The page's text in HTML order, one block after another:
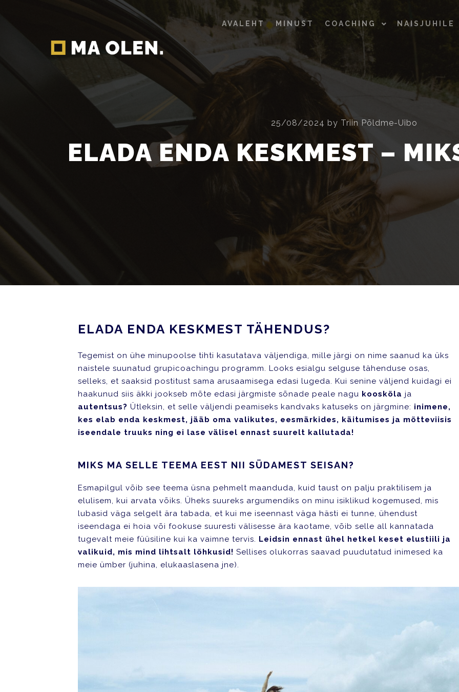
AVALEHT MINUST COACHING NAISJUHILE
25/08/2024 by Triin Põldme-Uibo
ELADA ENDA KESKMEST –
ELADA ENDA KESKMEST TÄHENDUS?
Tegemist on ühe minupoolse tihti kasutatava väljendiga, mille järgi on nime saanud ka üks
naistele suunatud grupicoachingu programm. Looks esialgu selguse tähenduse osas,
selleks, et saaksid postitust sama arusaamisega edasi lugeda. Kui senine väljend kuidagi ei
haakunud siis äkki jookseb mõte edasi järgmiste sõnade peale nagu kooskõla ja
autentsus? Ütleksin, et selle väljendi peamiseks kandvaks katuseks on järgmine: inimene,
kes elab enda keskmest, jääb oma valikutes, eesmärkides, käitumises ja mõtteviisis
iseendale truuks ning ei lase välisel ennast suurelt kallutada!
MIKS MA SELLE TEEMA EEST NII SÜDAMEST SEISAN?
Esmapilgul võib see teema üsna pehmelt maanduda, kuid taust on palju praktilisem ja
elulisem, kui arvata võiks. Üheks suureks argumendiks on minu isiklikud kogemused, mis
lubasid väga selgelt ära tabada, et kui me iseennast väga hästi ei tunne, ühendust
iseendaga ei hoia või fookuse suuresti välisesse ära kaotame, võib selle all kannatada
tugevalt meie füüsiline kui ka vaimne tervis. Leidsin ennast ühel hetkel keset elustiili ja
valikuid, mis mind lihtsalt lõhkusid! Sellises olukorras saavad puudutatud inimesed ka
meie ümber (juhina, elukaaslasena jne).